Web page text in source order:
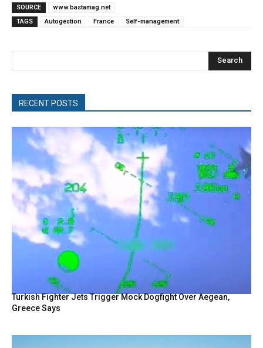
SOURCE
www.bastamag.net
TAGS
Autogestion France Self-management
Search
RECENT POSTS
Turkish Fighter Jets Trigger Mock Dogfight Over Aegean,
Greece Says